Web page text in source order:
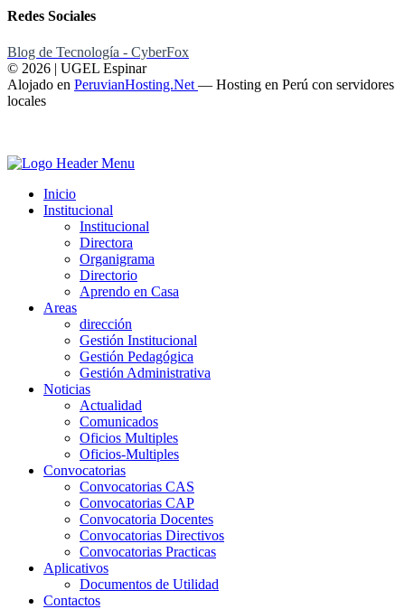
Redes Sociales
Blog de Tecnología - CyberFox
© 2026 | UGEL Espinar
Alojado en PeruvianHosting.Net — Hosting en Perú con servidores
locales
Inicio
Institucional
Institucional
Directora
Organigrama
Directorio
Aprendo en Casa
Areas
dirección
Gestión Institucional
Gestión Pedagógica
Gestión Administrativa
Noticias
Actualidad
Comunicados
Oficios Multiples
Oficios-Multiples
Convocatorias
Convocatorias CAS
Convocatorias CAP
Convocatoria Docentes
Convocatorias Directivos
Convocatorias Practicas
Aplicativos
Documentos de Utilidad
Contactos